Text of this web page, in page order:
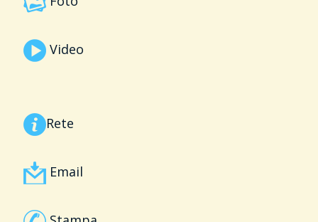
Video
Rete
Email